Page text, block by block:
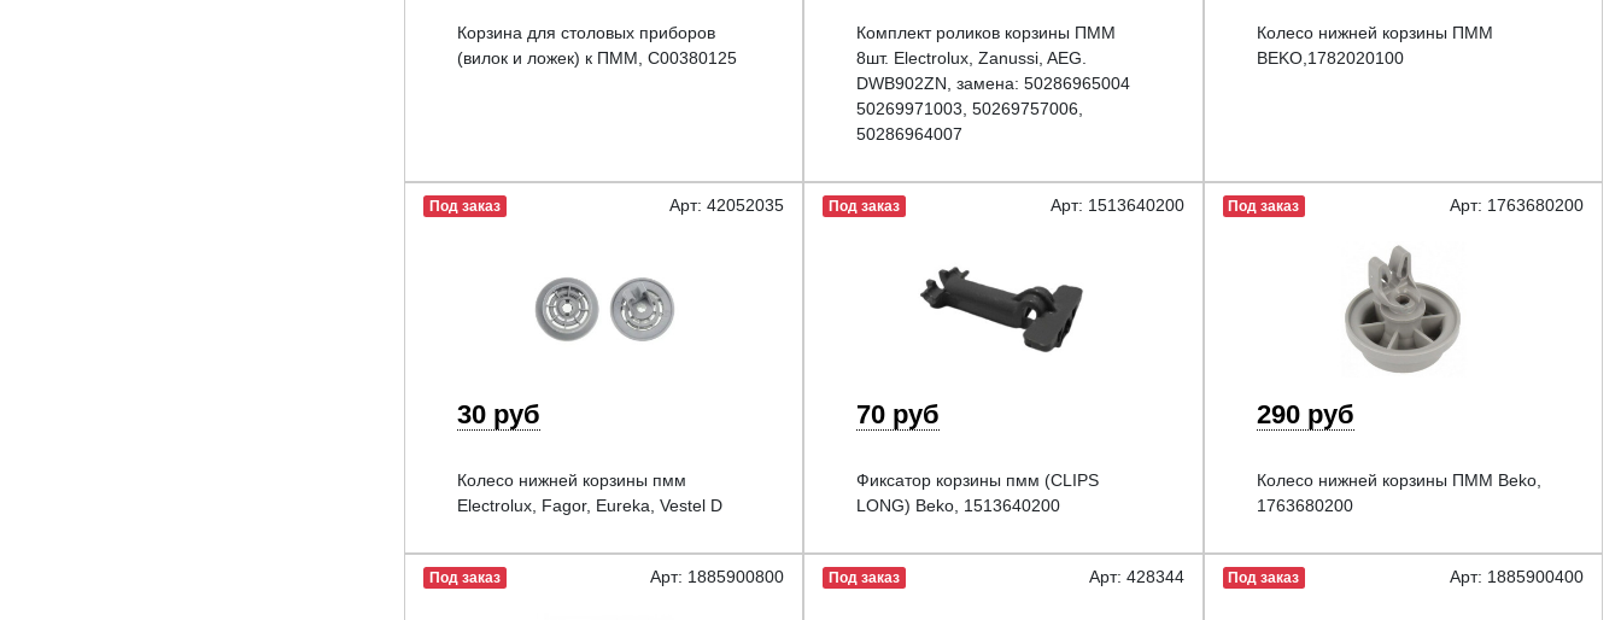
Корзина для столовых приборов
(вилок и ложек) к ПММ, C00380125
Комплект роликов корзины ПММ
8шт. Electrolux, Zanussi, AEG.
DWB902ZN, замена: 50286965004
50269971003, 50269757006,
50286964007
Колесо нижней корзины ПММ
BEKO,1782020100
Под заказ Арт: 42052035
30 руб
Колесо нижней корзины пмм
Electrolux, Fagor, Eureka, Vestel D
Под заказ Арт: 1513640200
70 руб
Фиксатор корзины пмм (CLIPS
LONG) Beko, 1513640200
Под заказ Арт: 1763680200
290 руб
Колесо нижней корзины ПММ Beko,
1763680200
Под заказ Арт: 1885900800 Под заказ Арт: 428344 Под заказ Арт: 1885900400